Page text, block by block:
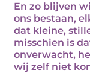
En zo blijven
ons bestaan,
dat kleine,
misschien is
onverwacht,
wij zelf niet